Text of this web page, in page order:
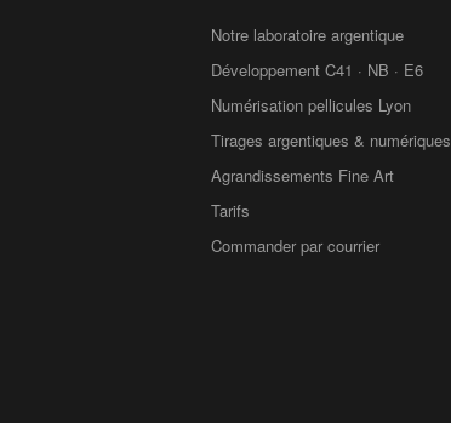
Notre laboratoire argentique
Développement C41 · NB · E6
Numérisation pellicules Lyon
Tirages argentiques & numériques
Agrandissements Fine Art
Tarifs
Commander par courrier